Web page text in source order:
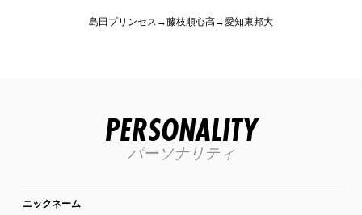
島田プリンセス→藤枝順心高→愛知東邦大
PERSONALITY
パーソナリティ
ニックネーム